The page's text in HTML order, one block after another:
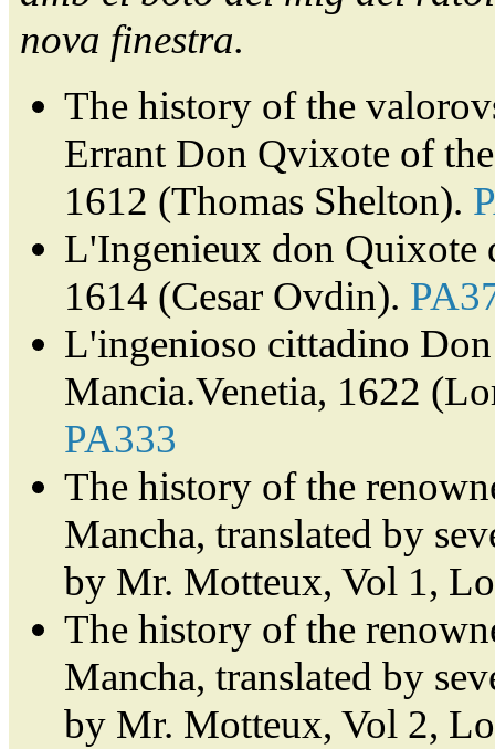
nova finestra.
The history of the
Errant Don Qvixote of
1612 (Thomas Shelton).
L'Ingenieux don Quixote
1614 (Cesar Ovdin).
L'ingenioso cittadino
Mancia.Venetia, 1622
PA333
The history of the
Mancha, translated by
by Mr. Motteux, Vol 1,
The history of the
Mancha, translated by
by Mr. Motteux, Vol 2,